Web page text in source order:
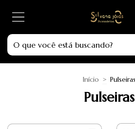
Início > Pulseiras
Pulseiras